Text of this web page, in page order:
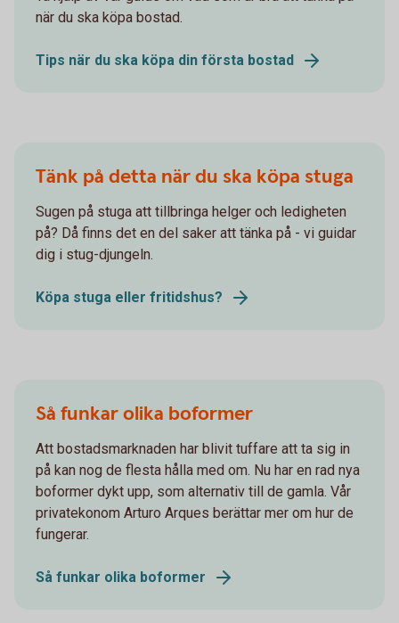
när du ska köpa bostad.
Tips när du ska köpa din första bostad
Tänk på detta när du ska köpa stuga
Sugen på stuga att tillbringa helger och ledigheten
på? Då finns det en del saker att tänka på - vi guidar
dig i stug-djungeln.
Köpa stuga eller fritidshus?
Så funkar olika boformer
Att bostadsmarknaden har blivit tuffare att ta sig in
på kan nog de flesta hålla med om. Nu har en rad nya
boformer dykt upp, som alternativ till de gamla. Vår
privatekonom Arturo Arques berättar mer om hur de
fungerar.
Så funkar olika boformer